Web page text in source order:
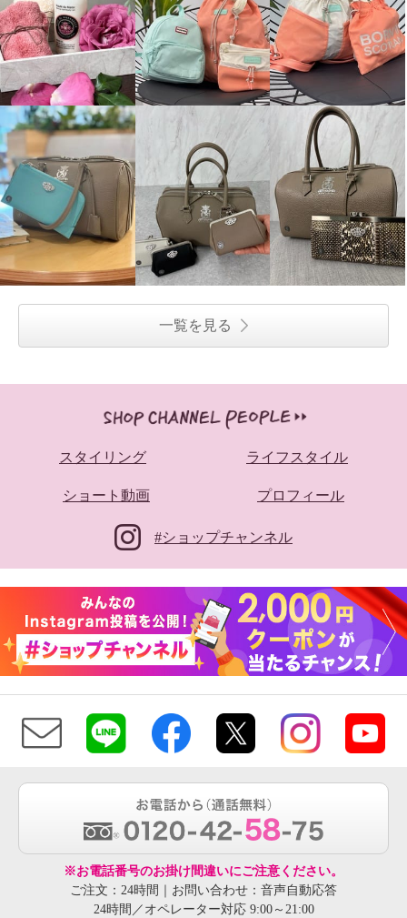
スカーフネイビー
¥0
一覧を見る
スタイリング ライフスタイル
ショート動画 プロフィール
#ショップチャンネル
※お電話番号のお掛け間違いにご注意ください。
ご注文：24時間｜お問い合わせ：音声自動応答
24時間／オペレーター対応 9:00～21:00